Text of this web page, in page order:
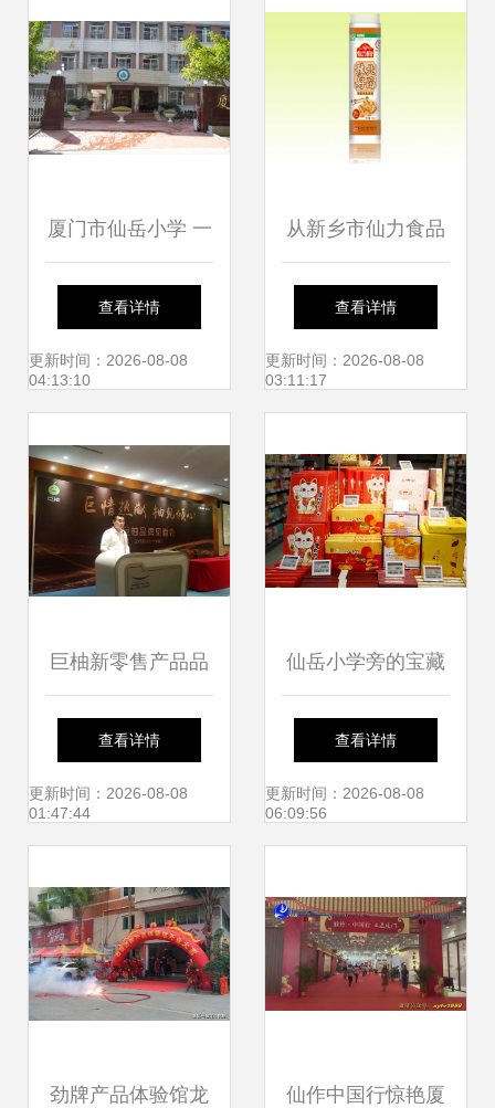
厦门市仙岳小学 一
方培育希望的沃土
查看详情
更新时间：2026-08-08
04:13:10
从新乡市仙力食品
到厦门市仙岳小学
地域品牌与教育文
查看详情
更新时间：2026-08-08
03:11:17
巨柚新零售产品品
牌见面会厦门举
行，仙岳小学成创
查看详情
更新时间：2026-08-08
01:47:44
仙岳小学旁的宝藏
超市 一站式采年
货，网红零食进口
新年
查看详情
更新时间：2026-08-08
06:09:56
劲牌产品体验馆龙 仙作中国行惊艳厦